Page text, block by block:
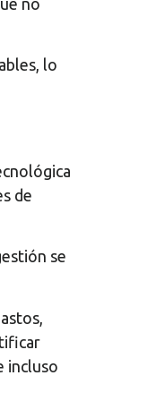
no
lo
de
se
incluso